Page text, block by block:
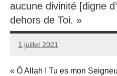
aucune divinité [digne
dehors de Toi. »
1 juillet 2021
prieres
« Ô Allah ! Tu es mon